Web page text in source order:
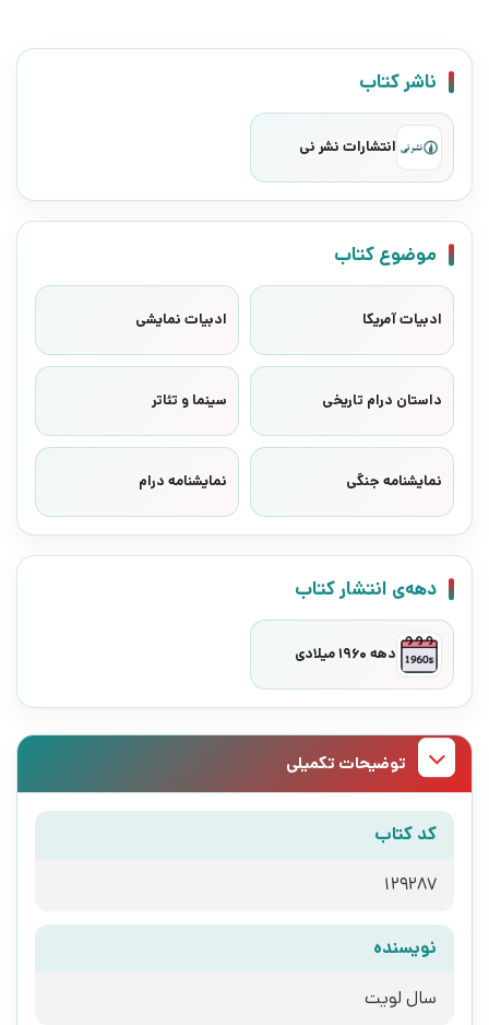
ناشر کتاب
انتشارات نشر نی
موضوع کتاب
ادبیات آمریکا ادبیات نمایشی
داستان درام تاریخی سینما و تئاتر
نمایشنامه جنگی نمایشنامه درام
دهه‌ی انتشار کتاب
دهه 1960 میلادی
توضیحات تکمیلی
کد کتاب
129287
نویسنده
سال لویت